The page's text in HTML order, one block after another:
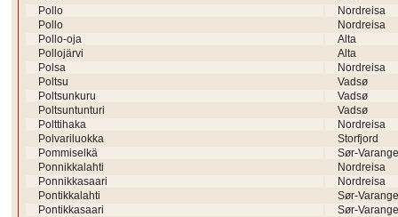
Pollo
Nordreisa
Pollo
Nordreisa
Pollo-oja
Alta
Pollojärvi
Alta
Polsa
Nordreisa
Poltsu
Vadsø
Poltsunkuru
Vadsø
Poltsuntunturi
Vadsø
Polttihaka
Nordreisa
Polvariluokka
Storfjord
Pommiselkä
Sør-
Ponnikkalahti
Nordreisa
Ponnikkasaari
Nordreisa
Pontikkalahti
Sør-
Pontikkasaari
Sør-